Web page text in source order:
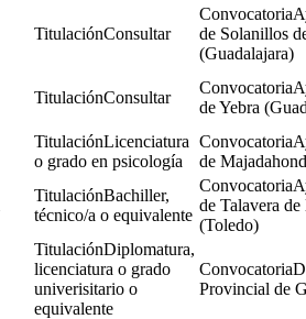
Consultar
de Solanillos
(Guadalajara)
Consultar
de Yebra
Licenciatura
o grado en psicología
de
Bachiller,
técnico/a o equivalente
de Talavera de
(Toledo)
Diplomatura,
licenciatura o grado
univerisitario o
equivalente
Provincial de